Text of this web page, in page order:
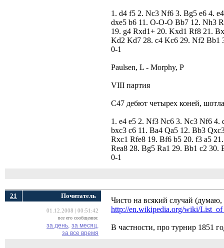
1. d4 f5 2. Nc3 Nf6 3. Bg5 e6 4.
dxe5 b6 11. O-O-O Bb7 12. Nh3
19. g4 Rxd1+ 20. Kxd1 Rf8 21.
Kd2 Kd7 28. c4 Kc6 29. Nf2 Bb1
0-1
Paulsen, L - Morphy, P
VIII партия
C47 дебют четырех коней,
1. e4 e5 2. Nf3 Nc6 3. Nc3 Nf6
bxc3 c6 11. Ba4 Qa5 12. Bb3
Rxc1 Rfe8 19. Bf6 b5 20. f3 a5
Rea8 28. Bg5 Ra1 29. Bb1 c2 30.
0-1
21 Почитатель
01.12.2008 | 00:51:42
все его сообщения:
за день, за месяц,
за все время
Чисто на всякий случай
http://en.wikipedia.org/wiki/
В частности, про турнир 1851